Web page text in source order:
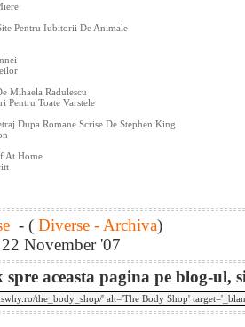
Pentru Iubitorii De Animale
Mihaela Radulescu
Pentru Toate Varstele
Dupa Romane Scrise De Stephen King
At Home
- ( Diverse - Archiva)
22 November '07
aceasta pagina pe blog-ul,